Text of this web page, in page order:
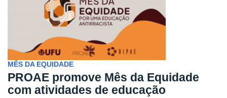
MÊS DA EQUIDADE
PROAE promove Mês da Equidade
com atividades de educação